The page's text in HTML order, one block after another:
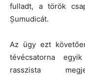
fulladt, a török
Șumudicát.
Az ügy ezt
tévécsatorna
rasszista